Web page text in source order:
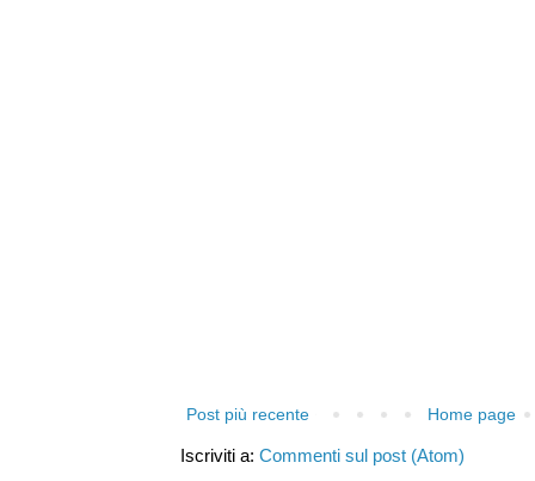
Post più recente Home page
Iscriviti a: Commenti sul post (Atom)